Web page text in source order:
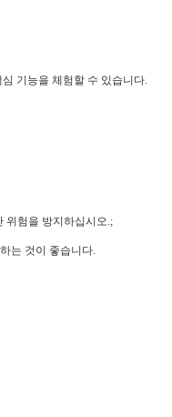
심 기능을 체험할 수 있습니다.
위험을 방지하십시오.;
는 것이 좋습니다.